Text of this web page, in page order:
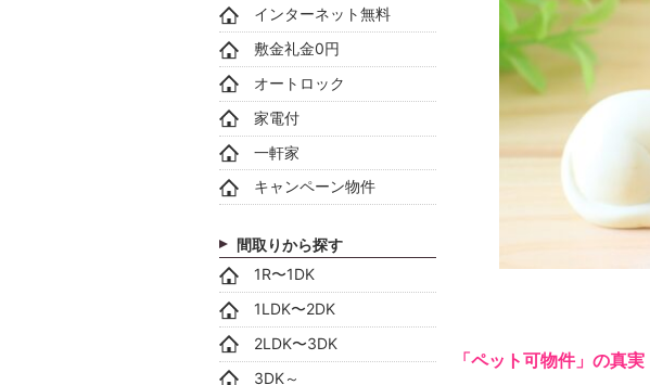
「ペット可物件」の真
インターネット無料
敷金礼金0円
オートロック
家電付
一軒家
キャンペーン物件
間取りから探す
1R〜1DK
1LDK〜2DK
2LDK〜3DK
3DK～